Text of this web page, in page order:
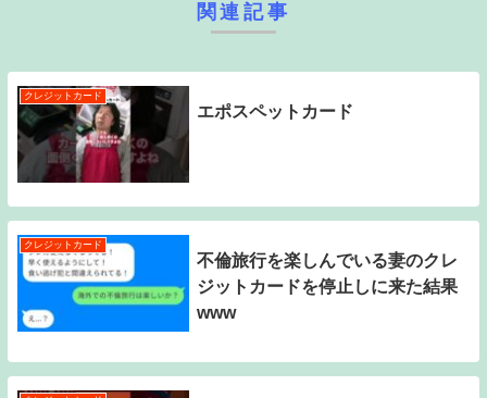
関連記事
クレジットカード
エポスペットカード
クレジットカード
不倫旅行を楽しんでいる妻のクレ
ジットカードを停止しに来た結果
www